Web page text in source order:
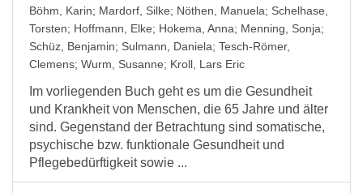
Böhm, Karin; Mardorf, Silke; Nöthen, Manuela; Schelhase,
Torsten; Hoffmann, Elke; Hokema, Anna; Menning, Sonja;
Schüz, Benjamin; Sulmann, Daniela; Tesch-Römer,
Clemens; Wurm, Susanne; Kroll, Lars Eric
Im vorliegenden Buch geht es um die Gesundheit
und Krankheit von Menschen, die 65 Jahre und älter
sind. Gegenstand der Betrachtung sind somatische,
psychische bzw. funktionale Gesundheit und
Pflegebedürftigkeit sowie ...